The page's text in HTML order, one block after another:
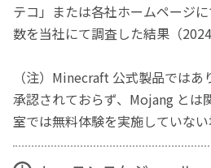
テコ」または各社ホームページ
数を当社にて調査した結果（
（注）Minecraft 公式製品では
承認されておらず、Mojang とは
室では無料体験を実施していない